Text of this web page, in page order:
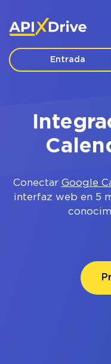
Entrada
Conectar Google
interfaz web en 5